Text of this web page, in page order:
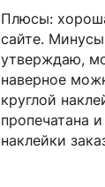
Плюсы:
сайте.
утверждаю,
наверное
круглой
пропечатана
наклейки